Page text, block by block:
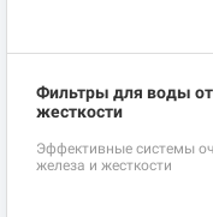
Фильтры для воды
жесткости
Эффективные системы
железа и жесткости